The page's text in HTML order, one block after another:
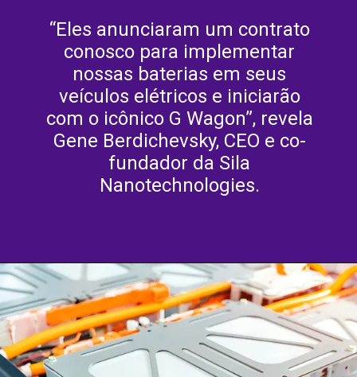
“Eles anunciaram um contrato
conosco para implementar
nossas baterias em seus
veículos elétricos e iniciarão
com o icônico G Wagon”, revela
Gene Berdichevsky, CEO e co-
fundador da Sila
Nanotechnologies.